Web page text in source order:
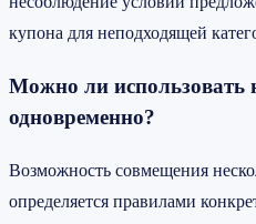
купона для неподходящей
Можно ли использовать
одновременно?
Возможность совмещения
определяется правилами